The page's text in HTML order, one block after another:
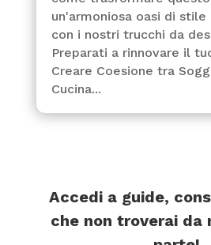
un'armoniosa oasi di
con i nostri trucchi da
Preparati a rinnovare il
Creare Coesione tra
Cucina...
Accedi a guide,
che non troverai da